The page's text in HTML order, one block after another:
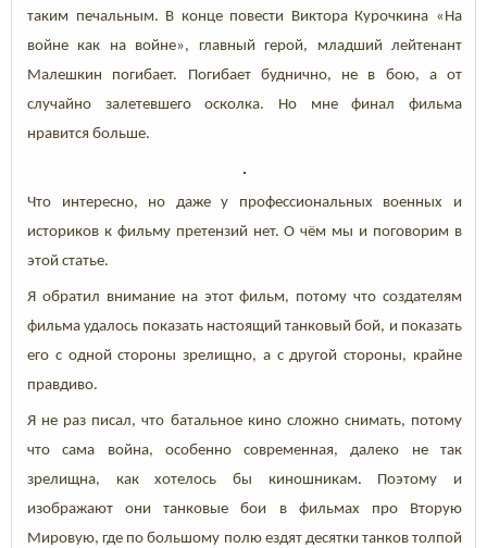
таким печальным. В конце повести Виктора Курочкина «На
войне как на войне», главный герой, младший лейтенант
Малешкин погибает. Погибает буднично, не в бою, а от
случайно залетевшего осколка. Но мне финал фильма
нравится больше.
Что интересно, но даже у профессиональных военных и
историков к фильму претензий нет. О чём мы и поговорим в
этой статье.
Я обратил внимание на этот фильм, потому что создателям
фильма удалось показать настоящий танковый бой, и показать
его с одной стороны зрелищно, а с другой стороны, крайне
правдиво.
Я не раз писал, что батальное кино сложно снимать, потому
что сама война, особенно современная, далеко не так
зрелищна, как хотелось бы киношникам. Поэтому и
изображают они танковые бои в фильмах про Вторую
Мировую, где по большому полю ездят десятки танков толпой